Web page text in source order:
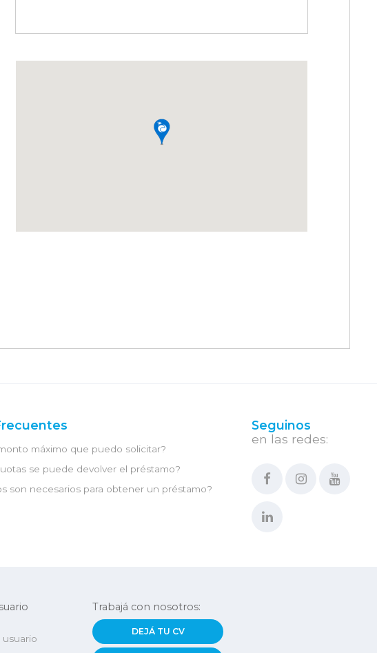
máximo que puedo solicitar?
se puede devolver el préstamo?
son necesarios para obtener un préstamo?
Seguinos
en las redes:
usuario
Trabajá con nosotros:
DEJÁ TU CV